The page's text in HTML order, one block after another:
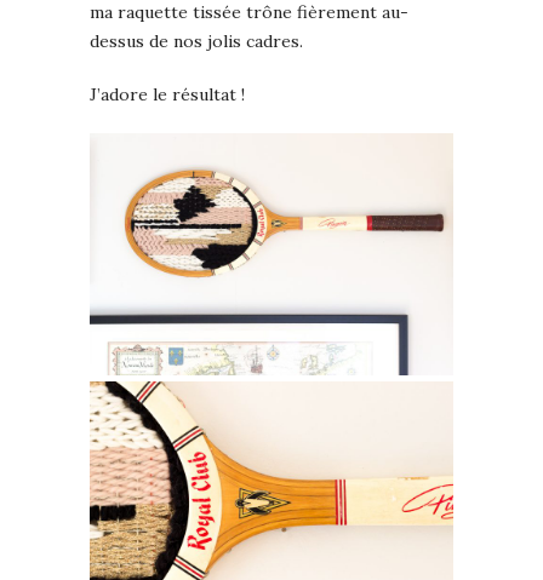
ma raquette tissée trône fièrement au-
dessus de nos jolis cadres.
J’adore le résultat !